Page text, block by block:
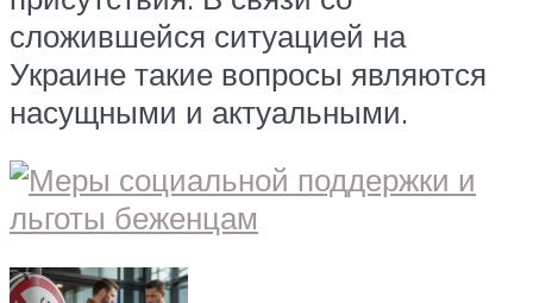
сложившейся ситуацией на
Украине такие вопросы являются
насущными и актуальными.